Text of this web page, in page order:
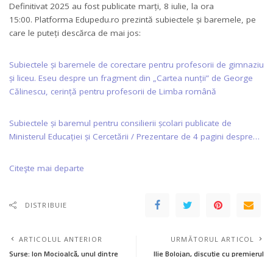
Definitivat 2025 au fost publicate marți, 8 iulie, la ora
15:00. Platforma Edupedu.ro prezintă subiectele și baremele, pe
care le puteți descărca de mai jos:
Subiectele și baremele de corectare pentru profesorii de gimnaziu
și liceu. Eseu despre un fragment din „Cartea nunții” de George
Călinescu, cerință pentru profesorii de Limba română
Subiectele și baremul pentru consilierii școlari publicate de
Ministerul Educației și Cercetării / Prezentare de 4 pagini despre…
Citeşte mai departe
DISTRIBUIE
ARTICOLUL ANTERIOR
Surse: Ion Mocioalcă, unul dintre
URMĂTORUL ARTICOL
Ilie Bolojan, discuție cu premierul